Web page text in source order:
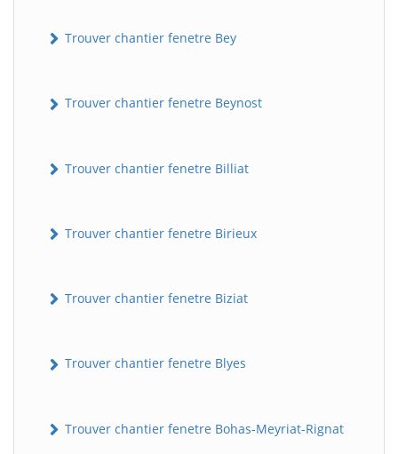
Trouver chantier fenetre Bey
Trouver chantier fenetre Beynost
Trouver chantier fenetre Billiat
Trouver chantier fenetre Birieux
Trouver chantier fenetre Biziat
Trouver chantier fenetre Blyes
Trouver chantier fenetre Bohas-Meyriat-Rignat